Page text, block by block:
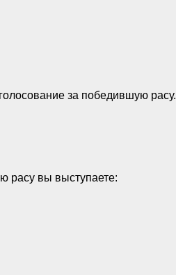
за победившую расу.
расу вы выступаете: